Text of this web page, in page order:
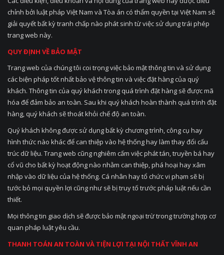
chỉnh bởi luật pháp Việt Nam và Tòa án có thẩm quyền tại Việt Nam sẽ
giải quyết bất kỳ tranh chấp nào phát sinh từ việc sử dụng trái phép
trang web này.
QUY ĐỊNH VỀ BẢO MẬT
Trang web của chúng tôi coi trọng việc bảo mật thông tin và sử dụng
các biện pháp tốt nhất bảo vệ thông tin và việc đặt hàng của quý
khách. Thông tin của quý khách trong quá trình đặt hàng sẽ được mã
hóa để đảm bảo an toàn. Sau khi quý khách hoàn thành quá trình đặt
hàng, quý khách sẽ thoát khỏi chế độ an toàn.
Quý khách không được sử dụng bất kỳ chương trình, công cụ hay
hình thức nào khác để can thiệp vào hệ thống hay làm thay đổi cấu
trúc dữ liệu. Trang web cũng nghiêm cấm việc phát tán, truyền bá hay
cổ vũ cho bất kỳ hoạt động nào nhằm can thiệp, phá hoại hay xâm
nhập vào dữ liệu của hệ thống. Cá nhân hay tổ chức vi phạm sẽ bị
tước bỏ mọi quyền lợi cũng như sẽ bị truy tố trước pháp luật nếu cần
thiết.
Mọi thông tin giao dịch sẽ được bảo mật ngoại trừ trong trường hợp cơ
quan pháp luật yêu cầu.
THANH TOÁN AN TOÀN VÀ TIỆN LỢI TẠI NỘI THẤT VĨNH AN